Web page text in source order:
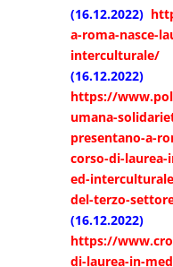
(16.12.2022)
a-roma-nasce-
interculturale/
(16.12.2022)
https://
umana-
presentano-a-
corso-di-
ed-
del-terzo-
(16.12.2022)
https://
di-laurea-in-